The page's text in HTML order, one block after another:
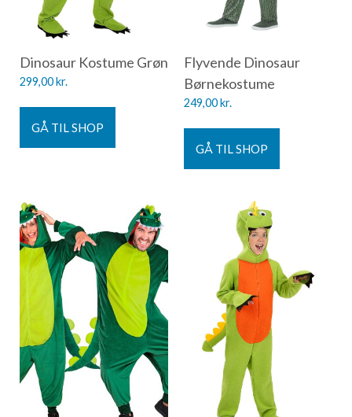
Dinosaur Kostume Grøn
299,00kr.
GÅ TIL SHOP
Flyvende Dinosaur
Børnekostume
249,00kr.
GÅ TIL SHOP